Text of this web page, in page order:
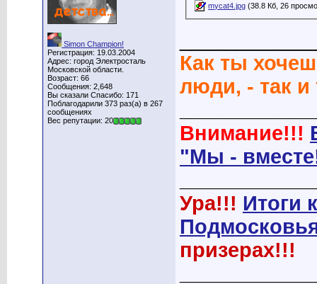
Simon Champion!
Регистрация: 19.03.2004
Адрес: город Электросталь
Московской области.
Возраст: 66
Сообщения: 2,648
Вы сказали Спасибо: 171
Поблагодарили 373 раз(а) в 267
сообщениях
Вес репутации: 20
mycat4.jpg (38.8 Кб, 26
Как ты
люди, - так
Внимание!!!
"Мы -
Ура!!! Итоги
призерах!!!